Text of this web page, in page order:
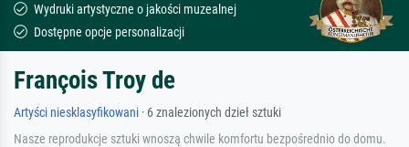
Wydruki artystyczne o jakości muzealnej
Dostępne opcje personalizacji
François Troy de
Artyści niesklasyfikowani · 6 znalezionych dzieł sztuki
Nasze reprodukcje sztuki wnoszą chwile komfortu bezpośrednio do domu.